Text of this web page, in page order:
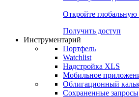
Откройте
Получить доступ
Инструментарий
Портфель
Watchlist
Надстройка XLS
Мобильное
Облигационный
Сохраненные запросы